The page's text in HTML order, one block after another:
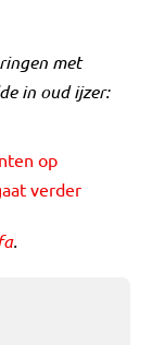
met
in oud ijzer:
op
verder
.